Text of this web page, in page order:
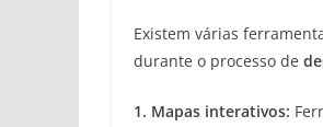
Existem várias
durante o processo de
1. Mapas interativos: